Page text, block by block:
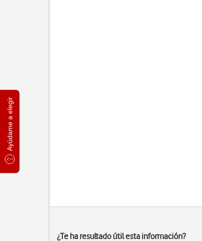
Ayúdame a elegir
¿Te ha resultado útil esta información?